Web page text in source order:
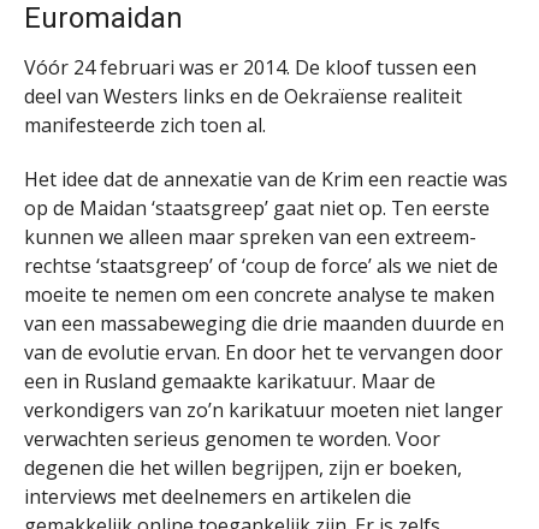
Euromaidan
Vóór 24 februari was er 2014. De kloof tussen een
deel van Westers links en de Oekraïense realiteit
manifesteerde zich toen al.
Het idee dat de annexatie van de Krim een reactie was
op de Maidan ‘staatsgreep’ gaat niet op. Ten eerste
kunnen we alleen maar spreken van een extreem-
rechtse ‘staatsgreep’ of ‘coup de force’ als we niet de
moeite te nemen om een concrete analyse te maken
van een massabeweging die drie maanden duurde en
van de evolutie ervan. En door het te vervangen door
een in Rusland gemaakte karikatuur. Maar de
verkondigers van zo’n karikatuur moeten niet langer
verwachten serieus genomen te worden. Voor
degenen die het willen begrijpen, zijn er boeken,
interviews met deelnemers en artikelen die